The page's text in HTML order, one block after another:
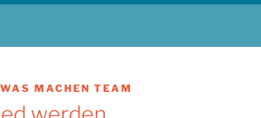
WAS MACHEN TEAM